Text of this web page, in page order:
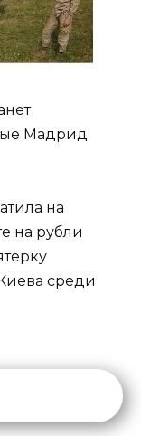
Мадрид
на
на рубли
среди